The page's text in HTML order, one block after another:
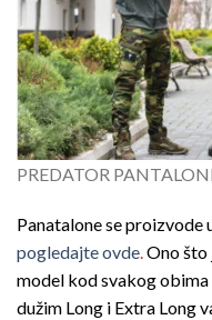
PREDATOR
Panatalone se proizvode
pogledajte ovde.Ono što
model kod svakog obima
dužim Long i Extra Long